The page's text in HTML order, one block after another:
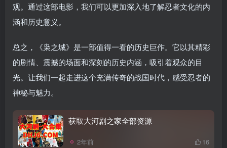
观。通过这部电影，我们可以更加深入地了解忍者文化的内
涵和历史意义。
总之，《枭之城》是一部值得一看的历史巨作。它以其精彩
的剧情、震撼的场面和深刻的历史内涵，吸引着观众的目
光。让我们一起走进这个充满传奇的战国时代，感受忍者的
神秘与魅力。
获取大河剧之家全部资源
2年前 16